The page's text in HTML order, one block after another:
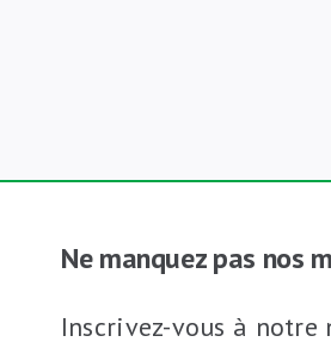
Ne manquez pas nos
Inscrivez-vous à notre